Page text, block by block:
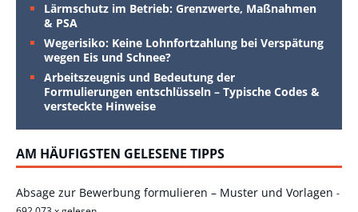
Lärmschutz im Betrieb: Grenzwerte, Maßnahmen
& PSA
Wegerisiko: Keine Lohnfortzahlung bei Verspätung
wegen Eis und Schnee?
Arbeitszeugnis und Bedeutung der
Formulierungen entschlüsseln – Typische Codes &
versteckte Hinweise
AM HÄUFIGSTEN GELESENE TIPPS
Absage zur Bewerbung formulieren – Muster und Vorlagen -